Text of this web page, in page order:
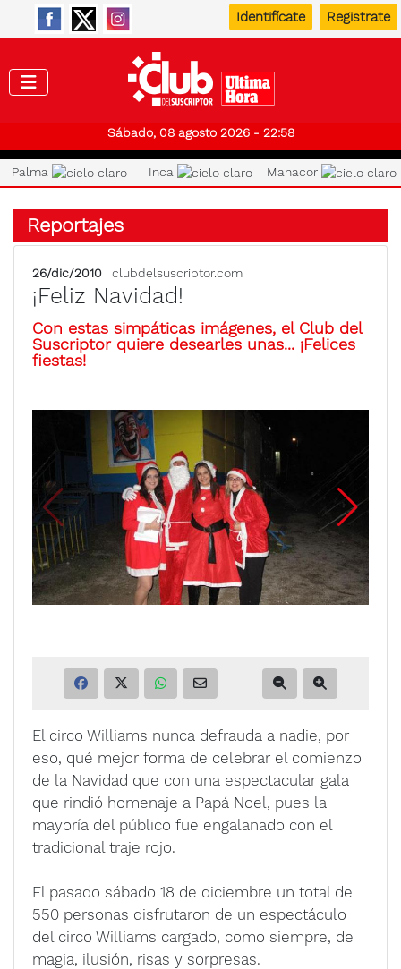
Identifícate Registrate
Sábado, 08 agosto 2026 - 22:58
Palma Inca Manacor
Reportajes
26/dic/2010 | clubdelsuscriptor.com
¡Feliz Navidad!
Con estas simpáticas imágenes, el Club del
Suscriptor quiere desearles unas... ¡Felices
fiestas!
El circo Williams nunca defrauda a nadie, por
eso, qué mejor forma de celebrar el comienzo
de la Navidad que con una espectacular gala
que rindió homenaje a Papá Noel, pues la
mayoría del público fue engalanado con el
tradicional traje rojo.
El pasado sábado 18 de diciembre un total de
550 personas disfrutaron de un espectáculo
del circo Williams cargado, como siempre, de
magia, ilusión, risas y sorpresas.